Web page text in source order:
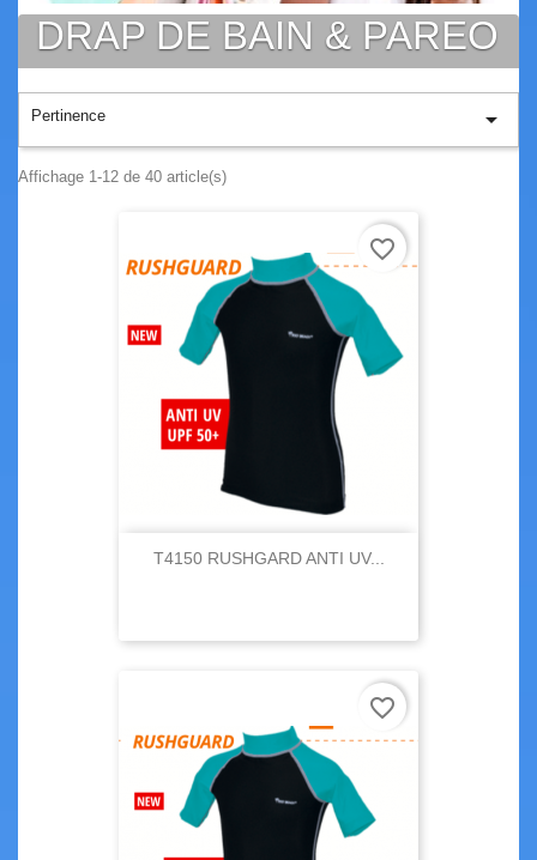
DRAP DE BAIN & PAREO
Pertinence 
Affichage 1-12 de 40 article(s)
T4150 RUSHGARD ANTI UV...
favorite_border
favorite_border